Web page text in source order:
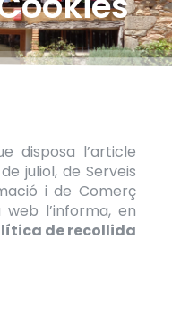
disposa l’article
juliol, de Serveis
i de Comerç
l’informa, en
de recollida